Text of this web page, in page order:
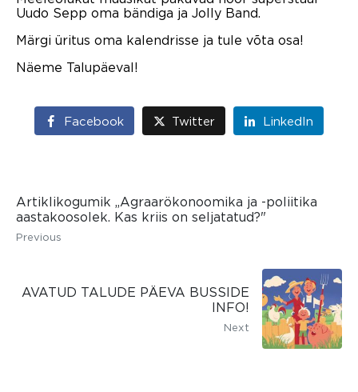
Uudo Sepp oma bändiga ja Jolly Band.
Märgi üritus oma kalendrisse ja tule võta osa!
Näeme Talupäeval!
Facebook Twitter LinkedIn
Artiklikogumik „Agraarökonoomika ja -poliitika
aastakoosolek. Kas kriis on seljatatud?"
Previous
AVATUD TALUDE PÄEVA BUSSIDE
INFO!
Next